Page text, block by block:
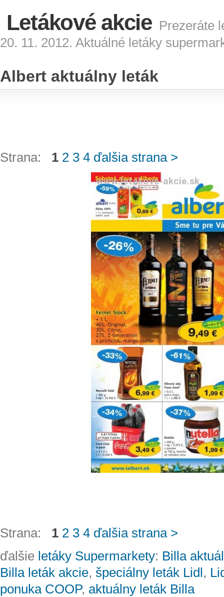
Letákové akcie Prezeráte
20. 11. 2012. Aktuálné letáky
Albert aktuálny leták
Strana: 1 2 3 4 ďalšia strana >
Strana: 1 2 3 4 ďalšia strana >
ďalšie letáky Supermarkety: Billa
Billa leták akcie, špeciálny leták Lidl,
ponuka COOP, aktuálny leták Billa